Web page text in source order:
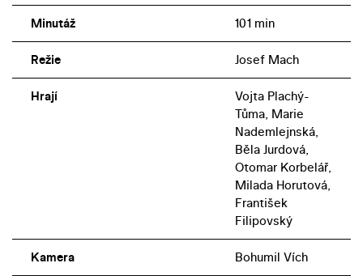
Minutáž 101 min
Režie Josef Mach
Hrají
Vojta Plachý-
Tůma, Marie
Nademlejnská,
Běla Jurdová,
Otomar Korbelář,
Milada Horutová,
František
Filipovský
Kamera Bohumil Vích